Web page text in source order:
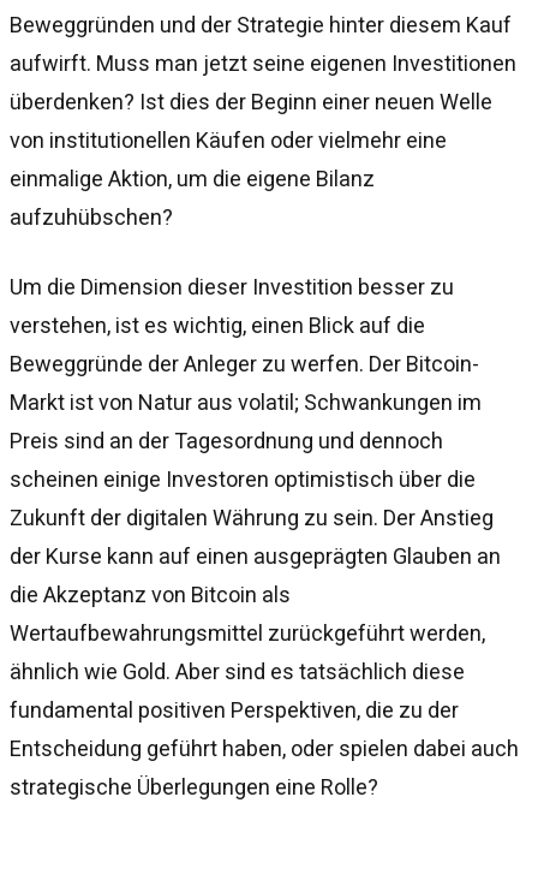
Beweggründen und der Strategie hinter diesem Kauf
aufwirft. Muss man jetzt seine eigenen Investitionen
überdenken? Ist dies der Beginn einer neuen Welle
von institutionellen Käufen oder vielmehr eine
einmalige Aktion, um die eigene Bilanz
aufzuhübschen?
Um die Dimension dieser Investition besser zu
verstehen, ist es wichtig, einen Blick auf die
Beweggründe der Anleger zu werfen. Der Bitcoin-
Markt ist von Natur aus volatil; Schwankungen im
Preis sind an der Tagesordnung und dennoch
scheinen einige Investoren optimistisch über die
Zukunft der digitalen Währung zu sein. Der Anstieg
der Kurse kann auf einen ausgeprägten Glauben an
die Akzeptanz von Bitcoin als
Wertaufbewahrungsmittel zurückgeführt werden,
ähnlich wie Gold. Aber sind es tatsächlich diese
fundamental positiven Perspektiven, die zu der
Entscheidung geführt haben, oder spielen dabei auch
strategische Überlegungen eine Rolle?